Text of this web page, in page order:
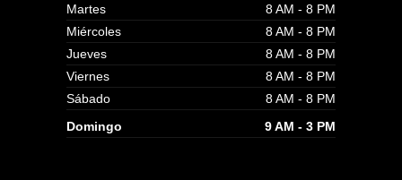
Martes
8 AM - 8 PM
Miércoles
8 AM - 8 PM
Jueves
8 AM - 8 PM
Viernes
8 AM - 8 PM
Sábado
8 AM - 8 PM
Domingo
9 AM - 3 PM